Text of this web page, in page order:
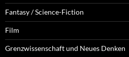
Fantasy / Science-Fiction
Film
Grenzwissenschaft und Neues Denken